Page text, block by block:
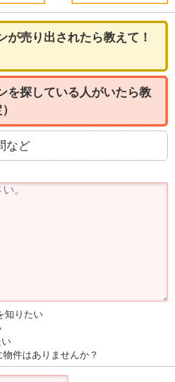
が売り出されたら教えて！
を探している人がいたら教
など
知りたい
件はありませんか？